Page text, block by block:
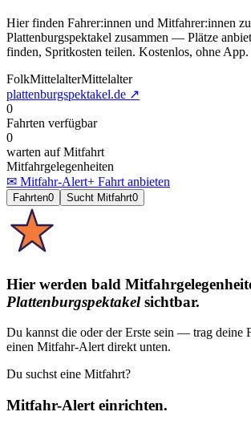
Hier finden Fahrer:innen und Mitfahrer:innen
Plattenburgspektakel zusammen — Plätze
finden, Spritkosten teilen. Kostenlos, ohne App.
FolkMittelalterMittelalter
plattenburgspektakel.de ↗
0
Fahrten verfügbar
0
warten auf Mitfahrt
Mitfahrgelegenheiten
✉ Mitfahr-Alert+ Fahrt anbieten
Fahrten0 Sucht Mitfahrt0
Hier werden bald
Plattenburgspektakel sichtbar.
Du kannst die oder der Erste sein — trag deine
einen Mitfahr-Alert direkt unten.
Du suchst eine Mitfahrt?
Mitfahr-Alert einrichten.